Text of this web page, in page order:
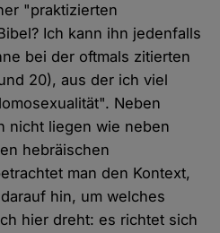
"praktizierten
Ich kann ihn jedenfalls
bei der oftmals zitierten
20), aus der ich viel
Neben
nicht liegen wie neben
hebräischen
man den Kontext,
hin, um welches
hier dreht: es richtet sich